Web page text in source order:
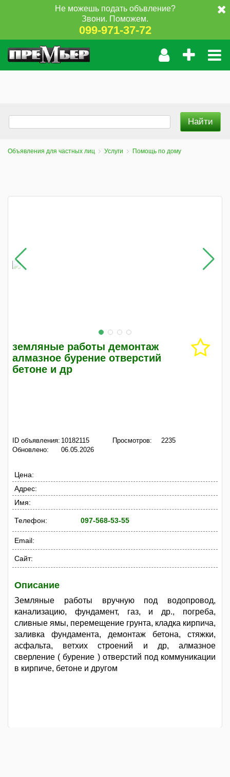
Не можешь подать объвление?
Звони. Поможем.
099-971-37-72
Объявления для частных лиц Услуги Помощь по дому
земляные работы демонтаж
алмазное бурение отверстий
бетоне и др
ID объявления: 10182115
Обновлено:
06.05.2026
Просмотров: 2235
Цена:
Адрес:
Имя:
Телефон: 097-568-53-55
Email:
Сайт:
Описание
Земляные работы вручную под водопровод,
канализацию, фундамент, газ, и др., погреба,
сливные ямы, перемещение грунта, кладка кирпича,
заливка фундамента, демонтаж бетона, стяжки,
асфальта, ветхих строений и др, алмазное
сверление ( бурение ) отверстий под коммуникации
в кирпиче, бетоне и другом